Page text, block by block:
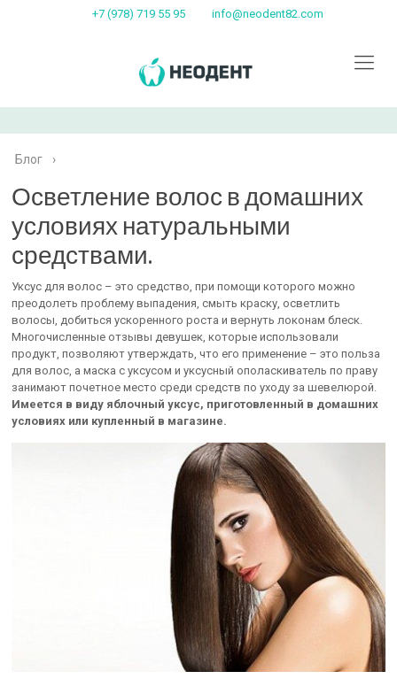
+7 (978) 719 55 95 info@neodent82.com
Блог ›
Осветление волос в домашних
условиях натуральными
средствами.
Уксус для волос – это средство, при помощи которого можно
преодолеть проблему выпадения, смыть краску, осветлить
волосы, добиться ускоренного роста и вернуть локонам блеск.
Многочисленные отзывы девушек, которые использовали
продукт, позволяют утверждать, что его применение – это польза
для волос, а маска с уксусом и уксусный ополаскиватель по праву
занимают почетное место среди средств по уходу за шевелюрой.
Имеется в виду яблочный уксус, приготовленный в домашних
условиях или купленный в магазине.